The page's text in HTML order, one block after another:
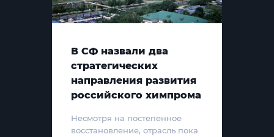
В СФ назвали два
стратегических
направления развития
российского химпрома
Несмотря на постепенное
восстановление, отрасль пока